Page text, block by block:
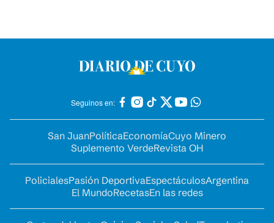
Seguinos en:
San JuanPolíticaEconomíaCuyo Minero
Suplemento VerdeRevista OH
PolicialesPasión DeportivaEspectáculosArgentina
El MundoRecetasEn las redes